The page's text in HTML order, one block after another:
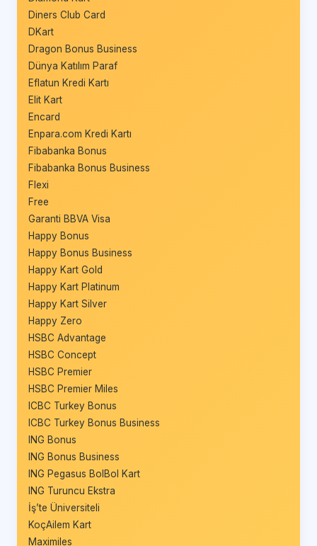
Diners Club Card
DKart
Dragon Bonus Business
Dünya Katılım Paraf
Eflatun Kredi Kartı
Elit Kart
Encard
Enpara.com Kredi Kartı
Fibabanka Bonus
Fibabanka Bonus Business
Flexi
Free
Garanti BBVA Visa
Happy Bonus
Happy Bonus Business
Happy Kart Gold
Happy Kart Platinum
Happy Kart Silver
Happy Zero
HSBC Advantage
HSBC Concept
HSBC Premier
HSBC Premier Miles
ICBC Turkey Bonus
ICBC Turkey Bonus Business
ING Bonus
ING Bonus Business
ING Pegasus BolBol Kart
ING Turuncu Ekstra
İş’te Üniversiteli
KoçAilem Kart
Maximiles